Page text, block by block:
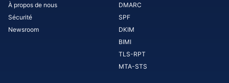
À propos de nous
Sécurité
Newsroom
DMARC
SPF
DKIM
BIMI
TLS-RPT
MTA-STS